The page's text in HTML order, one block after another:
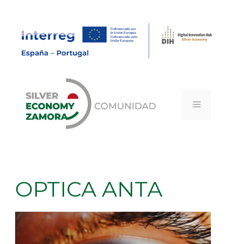
contenido
MENÚ
OPTICA ANTA